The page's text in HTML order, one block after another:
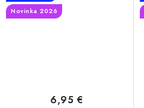
Novinka 2026
6,95 €